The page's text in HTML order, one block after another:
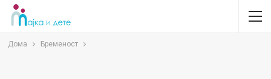
Дома Бременост